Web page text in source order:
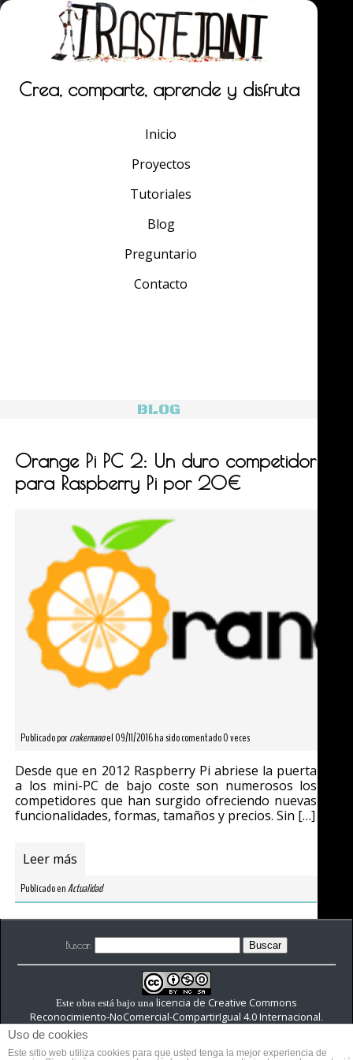
Crea, comparte, aprende y disfruta
Inicio
Proyectos
Tutoriales
Blog
Preguntario
Contacto
BLOG
Orange Pi PC 2: Un duro competidor
para Raspberry Pi por 20€
Publicado porcrakernanoel 09/11/2016 ha sido comentado 0 veces
Desde que en 2012 Raspberry Pi abriese la puerta
a los mini-PC de bajo coste son numerosos los
competidores que han surgido ofreciendo nuevas
funcionalidades, formas, tamaños y precios. Sin […]
Leer más
Publicado enActualidad
Buscar:
Este obra está bajo una licencia de Creative Commons
Reconocimiento-NoComercial-CompartirIgual 4.0 Internacional
Uso de cookies
Este sitio web utiliza cookies para que usted tenga la mejor experiencia de